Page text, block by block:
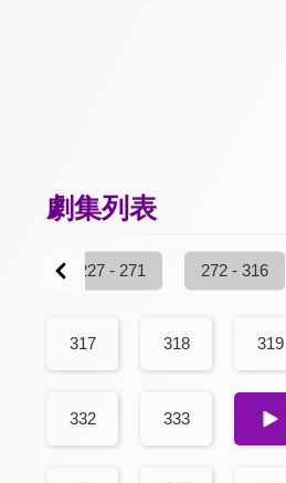
劇集列表
227 - 271 272 - 316
317 318 319
332 333 334